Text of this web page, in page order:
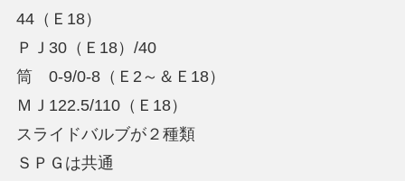
44（Ｅ18）
ＰＪ30（Ｅ18）/40
筒 0-9/0-8（Ｅ2～＆Ｅ18）
ＭＪ122.5/110（Ｅ18）
スライドバルブが２種類
ＳＰＧは共通